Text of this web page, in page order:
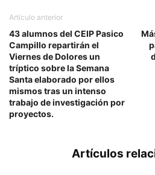
Artículo anterior
43 alumnos del CEIP Pasico
Campillo repartirán el
Viernes de Dolores un
tríptico sobre la Semana
Santa elaborado por ellos
mismos tras un intenso
trabajo de investigación por
proyectos.
Artículos